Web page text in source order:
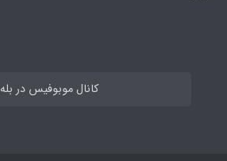
کانال موبوفیس در بله